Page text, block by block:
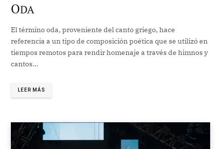
ODA
El término oda, proveniente del canto griego, hace
referencia a un tipo de composición poética que se utilizó en
tiempos remotos para rendir homenaje a través de himnos y
cantos…
LEER MÁS